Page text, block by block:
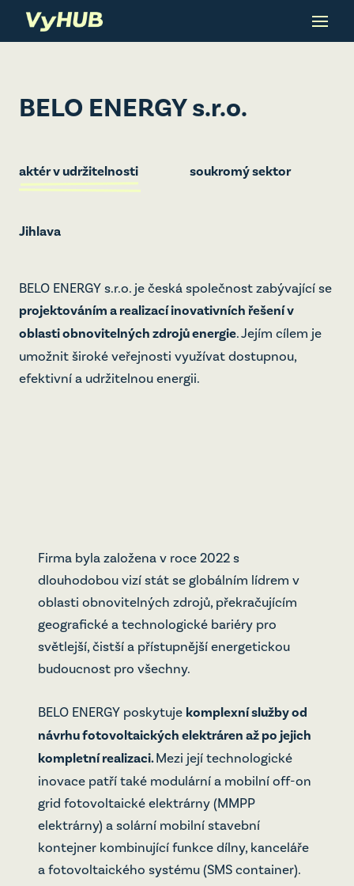
Menu
BELO ENERGY s.r.o.
aktér v udržitelnosti soukromý sektor
Jihlava
BELO ENERGY s.r.o. je česká společnost zabývající se
projektováním a realizací inovativních řešení v
oblasti obnovitelných zdrojů energie. Jejím cílem je
umožnit široké veřejnosti využívat dostupnou,
efektivní a udržitelnou energii.
Firma byla založena v roce 2022 s
dlouhodobou vizí stát se globálním lídrem v
oblasti obnovitelných zdrojů, překračujícím
geografické a technologické bariéry pro
světlejší, čistší a přístupnější energetickou
budoucnost pro všechny.
BELO ENERGY poskytuje komplexní služby od
návrhu fotovoltaických elektráren až po jejich
kompletní realizaci.Mezi její technologické
inovace patří také modulární a mobilní off-on
grid fotovoltaické elektrárny (MMPP
elektrárny) a solární mobilní stavební
kontejner kombinující funkce dílny, kanceláře
a fotovoltaického systému (SMS container).